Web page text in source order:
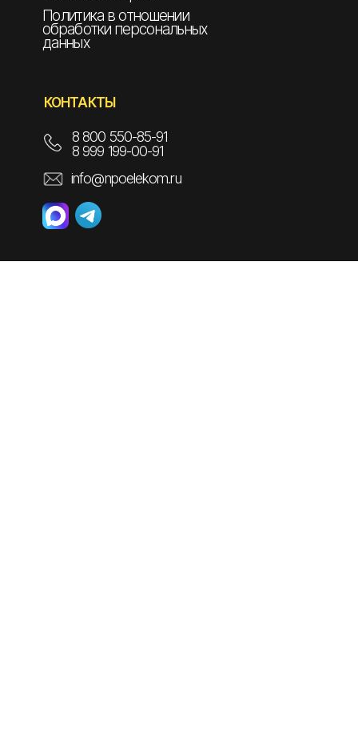
Политика в отношении
обработки персональных
данных
КОНТАКТЫ
info@npoelekom.ru
8 800 550-85-91
8 999 199-00-91